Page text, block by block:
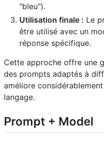
"bleu").
Utilisation finale : Le
être utilisé avec un
réponse spécifique.
Cette approche offre une
des prompts adaptés à
améliore
langage.
Prompt + Model